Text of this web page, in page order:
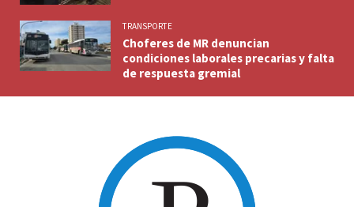
TRANSPORTE
Choferes de MR denuncian
condiciones laborales precarias y falta
de respuesta gremial